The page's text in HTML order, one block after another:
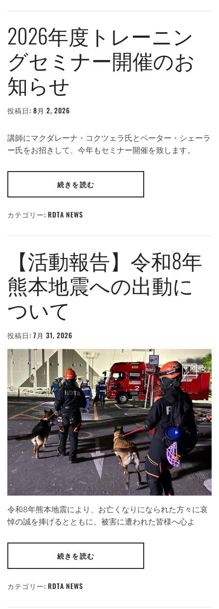
2026年度トレーニン
グセミナー開催のお
知らせ
投稿日: 8月 2, 2026
WEBMASTER
講師にマクダレーナ・コクツェラ氏とペーター・シェーラ
ー氏をお招きして、今年もセミナー開催を致します。
続きを読む
カテゴリー: RDTA NEWS
【活動報告】令和8年
熊本地震への出動に
ついて
投稿日: 7月 31, 2026
者:
WEBMASTER
令和8年熊本地震により、お亡くなりになられた方々に哀
悼の誠を捧げるとともに、被害に遭われた皆様へ心よ
続きを読む
カテゴリー: RDTA NEWS